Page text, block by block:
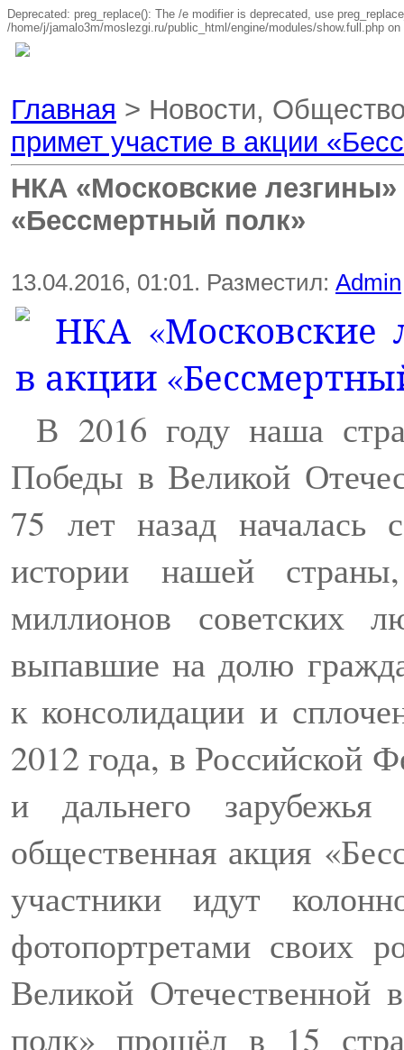
Deprecated: preg_replace(): The /e modifier is deprecated, use
/home/j/jamalo3m/moslezgi.ru/public_html/engine/modules/show.full.php on
Главная > Новости,
примет участие в акции
НКА «Московские
«Бессмертный полк»
13.04.2016, 01:01. Разместил: Admin
В 2016 году наша
Победы в Великой
75 лет назад началась
истории нашей
миллионов советских
выпавшие на долю
к консолидации и
2012 года, в Российской
и дальнего
общественная акция
участники идут
фотопортретами своих
Великой Отечественной
полк» прошёл в 15